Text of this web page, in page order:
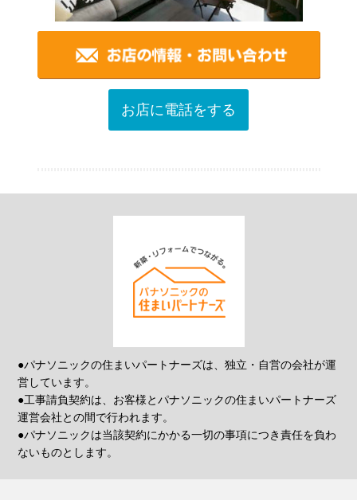
お店に電話をする
●パナソニックの住まいパートナーズは、独立・自営の会社が運
営しています。
●工事請負契約は、お客様とパナソニックの住まいパートナーズ
運営会社との間で行われます。
●パナソニックは当該契約にかかる一切の事項につき責任を負わ
ないものとします。